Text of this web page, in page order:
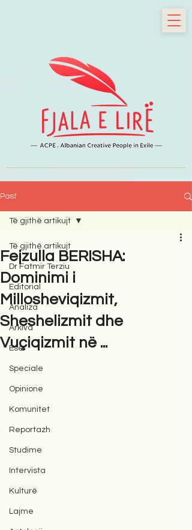
Post
Të gjithë artikujt
Dr Fatmir Terziu
Editorial
Analiza
Arkiva
Ese
Speciale
Opinione
Komunitet
Reportazh
Studime
Intervista
Kulturë
Lajme
Të gjithë artikujt
Fejzulla BERISHA:
Dominimi i
Millosheviqizmit,
Sheshelizmit dhe
Vuçiqizmit në ...